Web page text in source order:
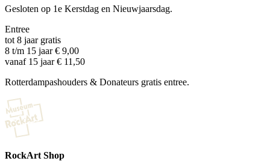
Gesloten op 1e Kerstdag en Nieuwjaarsdag.
Entree
tot 8 jaar gratis
8 t/m 15 jaar € 9,00
vanaf 15 jaar € 11,50
Rotterdampashouders & Donateurs gratis entree.
RockArt Shop